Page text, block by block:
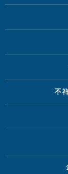
不